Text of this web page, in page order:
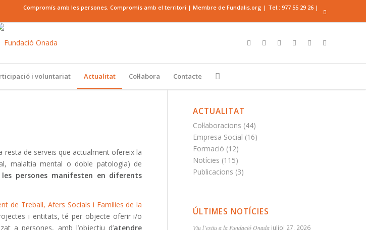
Compromís amb les persones. Compromís amb el territori | Membre de Fundalis.org | Tel.: 977 55 29 26 |
i voluntariat Actualitat Col·labora Contacte
de serveis que actualment ofereix la
malaltia mental o doble patologia) de
persones manifesten en diferents
de Treball, Afers Socials i Famílies de la
i entitats, té per objecte oferir i/o
a persones, amb l’objectiu d’atendre
ACTUALITAT
Col·laboracions (44)
Empresa Social (16)
Formació (12)
Notícies (115)
Publicacions (3)
ÚLTIMES NOTÍCIES
Viu l’estiu a la Fundació Onada juliol 27, 2026